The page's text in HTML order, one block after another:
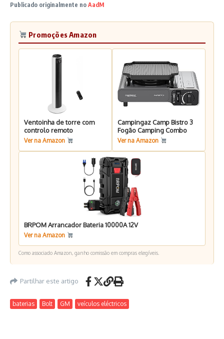
Publicado originalmente no AadM
Promoções Amazon
Ventoinha de torre com
controlo remoto
Ver na Amazon
Campingaz Camp Bistro 3
Fogão Camping Combo
Ver na Amazon
BRPOM Arrancador Bateria 10000A 12V
Ver na Amazon
Como associado Amazon, ganho comissão em compras elegíveis.
Partilhar este artigo
baterias Bolt GM veículos eléctricos